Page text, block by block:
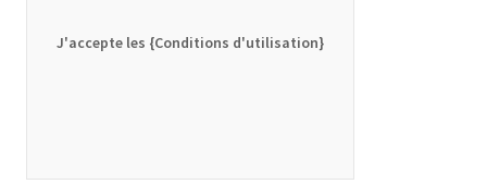
J'accepte les {Conditions d'utilisation}